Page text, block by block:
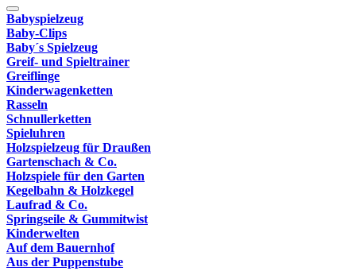
Babyspielzeug
Baby-Clips
Baby´s Spielzeug
Greif- und Spieltrainer
Greiflinge
Kinderwagenketten
Rasseln
Schnullerketten
Spieluhren
Holzspielzeug für Draußen
Gartenschach & Co.
Holzspiele für den Garten
Kegelbahn & Holzkegel
Laufrad & Co.
Springseile & Gummitwist
Kinderwelten
Auf dem Bauernhof
Aus der Puppenstube